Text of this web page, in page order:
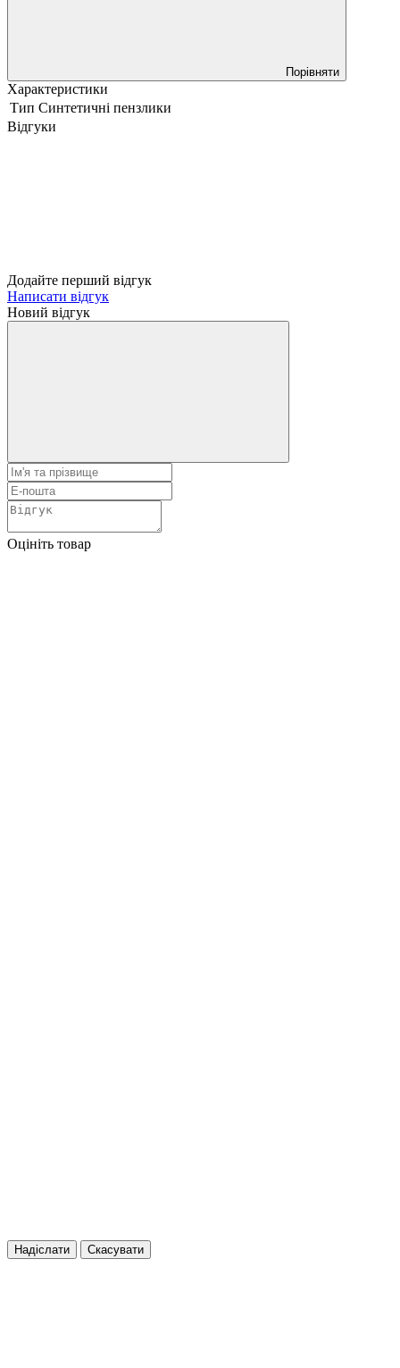
Порівняти
Характеристики
Тип Синтетичні пензлики
Відгуки
Додайте перший відгук
Написати відгук
Новий відгук
Оцініть товар
Надіслати Скасувати